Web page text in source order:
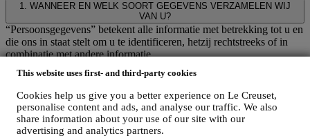
This website uses first- and third-party cookies
Cookies help us give you a better experience on Le Creuset,
personalise content and ads, and analyse our traffic. We also
share information about your use of our site with our
advertising and analytics partners.
1. WANNEER EN WELK SOORT GEGEVENS VERZAMELEN WIJ
VAN U?
“Persoonsgegevens” betekent alle informatie met betrekking tot u en
die ons in staat stelt om u te identificeren, hetzij rechtstreeks of in
combinatie met andere informatie.
verzamelen niet bewust gegevens met betrekking tot kinderen.
Wij kunnen persoonsgegevens van u verzamelen wanneer u onze
website gebruikt (de "Website"), een Le Creuset-account aanmaakt,
een Le Creuset-product koopt op de Website of in onze Le Creuset
Winkels (Signature Boutiques en Outlet Winkels) of wanneer u zich